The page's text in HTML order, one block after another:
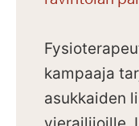
kampaaja
asukkaiden